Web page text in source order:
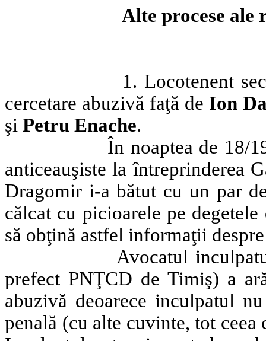
Alte procese ale
1. Locotenent
cercetare abuzivă faţă de Ion
şi Petru Enache.
În noaptea de 18/
anticeauşiste la întreprinderea
Dragomir i-a bătut cu un par
călcat cu picioarele pe
să obţină astfel informaţii
Avocatul
prefect PNŢCD de Timiş) a
abuzivă deoarece inculpatul
penală (cu alte cuvinte, tot